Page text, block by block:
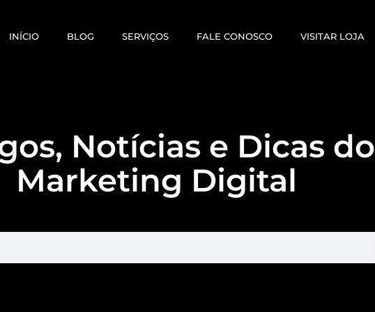
INÍCIO BLOG SERVIÇOS FALE CONOSCO VISITAR LOJA
Notícias e Dicas do
Marketing Digital